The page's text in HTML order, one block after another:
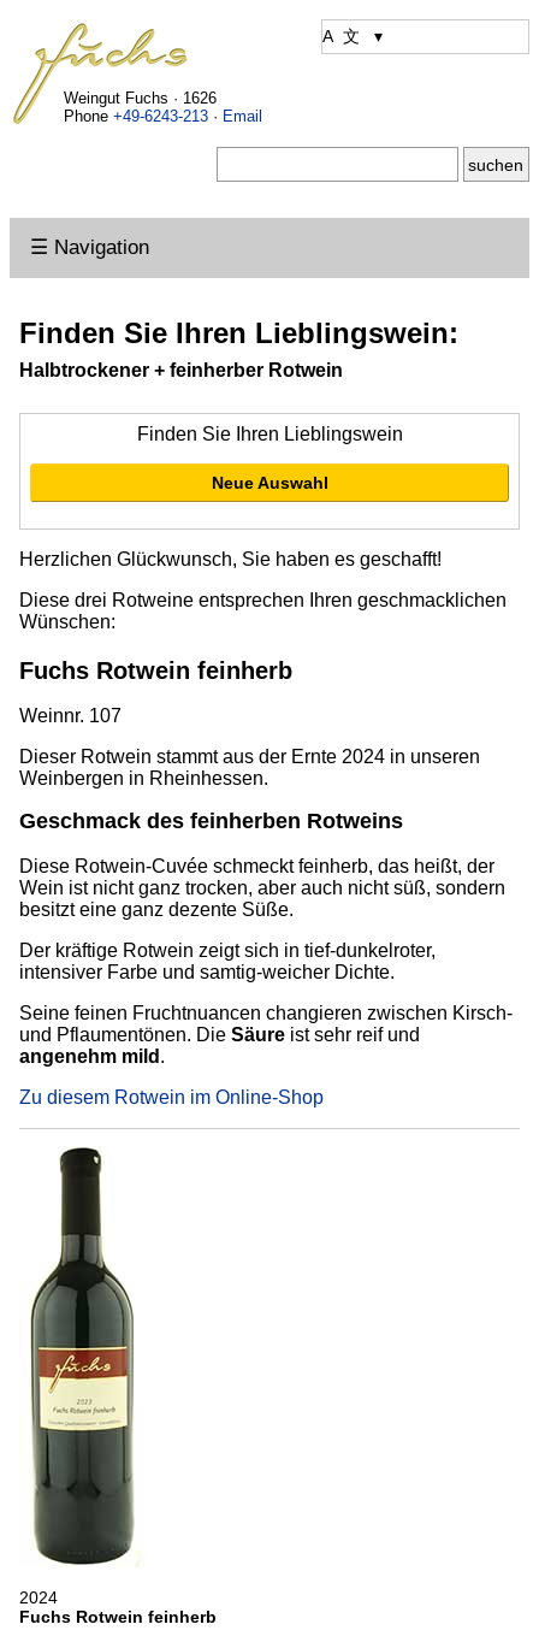
Weingut Fuchs · 1626
Phone +49-6243-213· Email
☰ Navigation
Finden Sie Ihren Lieblingswein:
Halbtrockener + feinherber Rotwein
Finden Sie Ihren Lieblingswein
Neue Auswahl
Herzlichen Glückwunsch, Sie haben es geschafft!
Diese drei Rotweine entsprechen Ihren geschmacklichen
Wünschen:
Fuchs Rotwein feinherb
Weinnr. 107
Dieser Rotwein stammt aus der Ernte 2024 in unseren
Weinbergen in Rheinhessen.
Geschmack des feinherben Rotweins
Diese Rotwein-Cuvée schmeckt feinherb, das heißt, der
Wein ist nicht ganz trocken, aber auch nicht süß, sondern
besitzt eine ganz dezente Süße.
Der kräftige Rotwein zeigt sich in tief-dunkelroter,
intensiver Farbe und samtig-weicher Dichte.
Seine feinen Fruchtnuancen changieren zwischen Kirsch-
und Pflaumentönen. Die Säure ist sehr reif und
angenehm mild .
Zu diesem Rotwein im Online-Shop
2024
Fuchs Rotwein feinherb